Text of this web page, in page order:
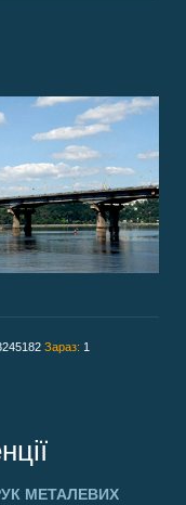
Зараз: 1
МЕТАЛЕВИХ